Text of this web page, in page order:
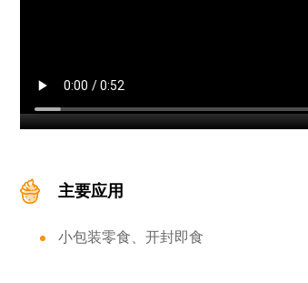
主要应用
小包装零食、开封即食